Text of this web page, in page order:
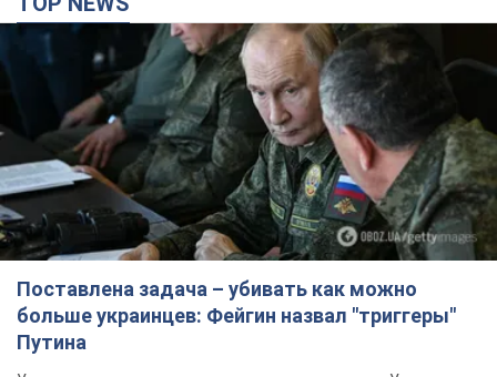
Поставлена задача – убивать как можно
больше украинцев: Фейгин назвал "триггеры"
Путина